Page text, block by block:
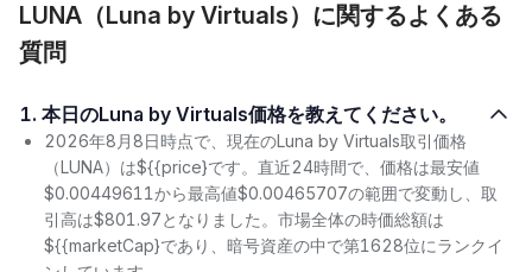
LUNA（Luna by Virtuals）に関するよくある
質問
1. 本日のLuna by Virtuals価格を教えてください。
2026年8月8日時点で、現在のLuna by Virtuals取引価格
（LUNA）は${{price}です。直近24時間で、価格は最安値
$0.00449611から最高値$0.00465707の範囲で変動し、取
引高は$801.97となりました。市場全体の時価総額は
${{marketCap}であり、暗号資産の中で第1628位にランクイ